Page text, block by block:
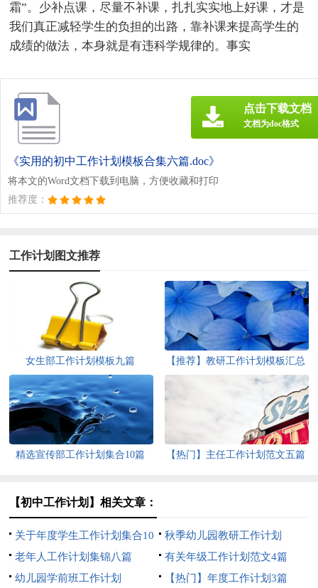
霜”。少补点课，尽量不补课，扎扎实实地上好课，才是
我们真正减轻学生的负担的出路，靠补课来提高学生的
成绩的做法，本身就是有违科学规律的。事实
《实用的初中工作计划模板合集六篇.doc》
将本文的Word文档下载到电脑，方便收藏和打印
推荐度：
点击下载文档
文档为doc格式
工作计划图文推荐
女生部工作计划模板九篇
【推荐】教研工作计划模板汇总
精选宣传部工作计划集合10篇 【热门】主任工作计划范文五篇
【初中工作计划】相关文章：
关于年度学生工作计划集合10
篇
秋季幼儿园教研工作计划
老年人工作计划集锦八篇
有关年级工作计划范文4篇
幼儿园学前班工作计划
【热门】年度工作计划3篇